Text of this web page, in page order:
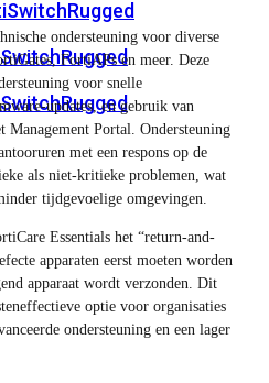
ondersteuning voor diverse
FortiAPs en meer. Deze
voor snelle
updates, en gebruik van
Management Portal. Ondersteuning
met een respons op de
als niet-kritieke problemen, wat
tijdgevoelige omgevingen.
Essentials het “return-and-
apparaten eerst moeten worden
apparaat wordt verzonden. Dit
optie voor organisaties
ondersteuning en een lager